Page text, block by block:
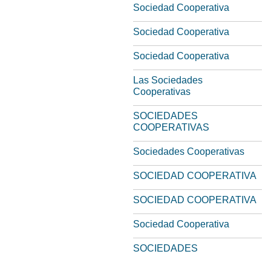
Sociedad Cooperativa
Sociedad Cooperativa
Sociedad Cooperativa
Las Sociedades
Cooperativas
SOCIEDADES
COOPERATIVAS
Sociedades Cooperativas
SOCIEDAD COOPERATIVA
SOCIEDAD COOPERATIVA
Sociedad Cooperativa
SOCIEDADES